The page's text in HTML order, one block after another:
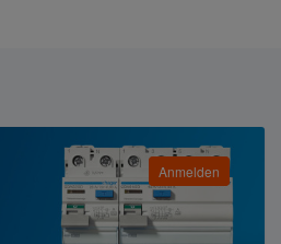
Anmelden